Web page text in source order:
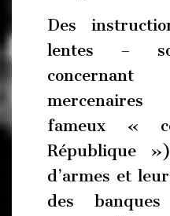
Des
lentes –
fameux «
République
d’armes et
des